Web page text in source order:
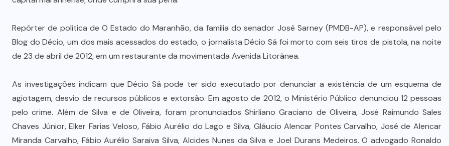
Repórter de política de O Estado do Maranhão, da família do senador José Sarney (PMDB-AP), e responsável pelo
Blog do Décio, um dos mais acessados do estado, o jornalista Décio Sá foi morto com seis tiros de pistola, na noite
de 23 de abril de 2012, em um restaurante da movimentada Avenida Litorânea.
As investigações indicam que Décio Sá pode ter sido executado por denunciar a existência de um esquema de
agiotagem, desvio de recursos públicos e extorsão. Em agosto de 2012, o Ministério Público denunciou 12 pessoas
pelo crime. Além de Silva e de Oliveira, foram pronunciados Shirliano Graciano de Oliveira, José Raimundo Sales
Chaves Júnior, Elker Farias Veloso, Fábio Aurélio do Lago e Silva, Gláucio Alencar Pontes Carvalho, José de Alencar
Miranda Carvalho, Fábio Aurélio Saraiva Silva, Alcides Nunes da Silva e Joel Durans Medeiros. O advogado Ronaldo